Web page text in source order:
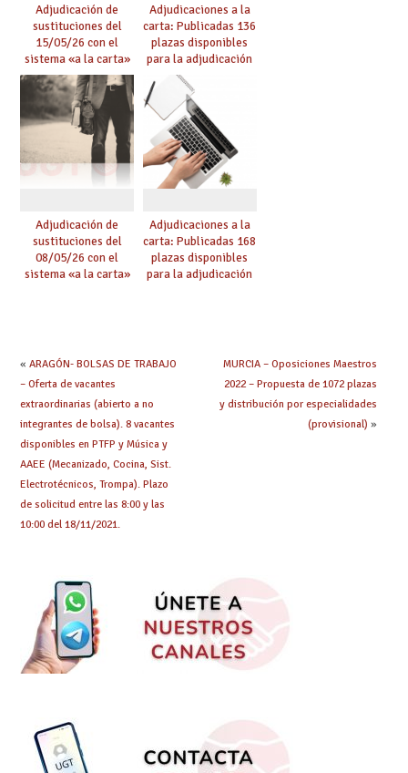
Adjudicación de
sustituciones del
15/05/26 con el
sistema «a la carta»
conseguido con el
Acuerdo de Mejoras
Adjudicaciones a la
carta: Publicadas 136
plazas disponibles
para la adjudicación
de mañana y abierto
plazo de solicitudes
Adjudicación de
sustituciones del
08/05/26 con el
sistema «a la carta»
Adjudicaciones a la
carta: Publicadas 168
plazas disponibles
para la adjudicación
« ARAGÓN- BOLSAS DE TRABAJO
– Oferta de vacantes
extraordinarias (abierto a no
integrantes de bolsa). 8 vacantes
disponibles en PTFP y Música y
AAEE (Mecanizado, Cocina, Sist.
Electrotécnicos, Trompa). Plazo
de solicitud entre las 8:00 y las
10:00 del 18/11/2021.
MURCIA – Oposiciones Maestros
2022 – Propuesta de 1072 plazas
y distribución por especialidades
(provisional) »